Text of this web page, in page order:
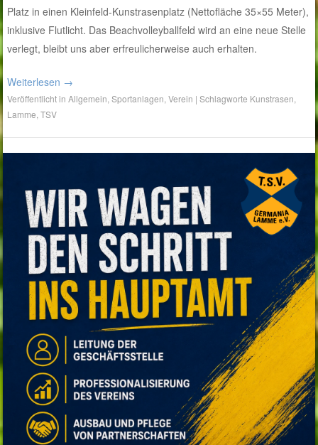
Platz in einen Kleinfeld-Kunstrasenplatz (Nettofläche 35×55 Meter),
inklusive Flutlicht. Das Beachvolleyballfeld wird an eine neue Stelle
verlegt, bleibt uns aber erfreulicherweise auch erhalten.
Weiterlesen →
Veröffentlicht inAllgemein ,Sportanlagen ,Verein |Schlagworte Kunstrasen
Lamme ,TSV